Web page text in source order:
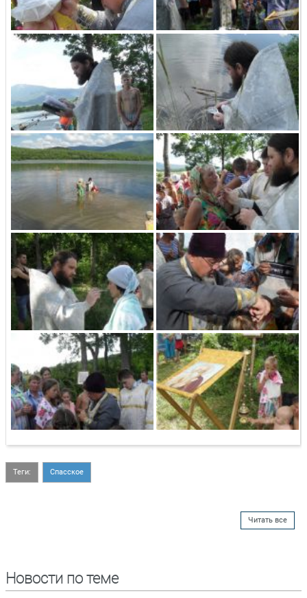
Теги: Спасское
Читать все
Новости по теме